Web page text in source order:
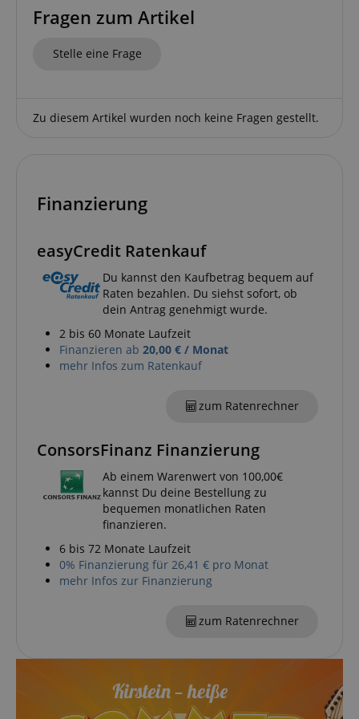
Fragen zum Artikel
Stelle eine Frage
Zu diesem Artikel wurden noch keine Fragen gestellt.
Finanzierung
easyCredit Ratenkauf
Du kannst den Kaufbetrag bequem auf
Raten bezahlen. Du siehst sofort, ob
dein Antrag genehmigt wurde.
2 bis 60 Monate Laufzeit
Finanzieren ab 20,00 € / Monat
mehr Infos zum Ratenkauf
zum Ratenrechner
ConsorsFinanz Finanzierung
Ab einem Warenwert von 100,00€
kannst Du deine Bestellung zu
bequemen monatlichen Raten
finanzieren.
6 bis 72 Monate Laufzeit
0% Finanzierung für 26,41 € pro Monat
mehr Infos zur Finanzierung
zum Ratenrechner
Notwendig Statistik
bei uns sicher zu machen und um Betrug zu
apay-session-set
Amazon.com Inc.
CookieScript
.kirstein.de
session-id-apay
CrossDomainCookieScriptConsent_389
.crossdomain.cookie-
script.com
Google-